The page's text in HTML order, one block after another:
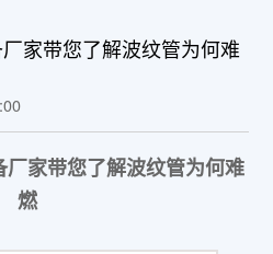
家带您了解波纹管为何难
家带您了解波纹管为何难
燃